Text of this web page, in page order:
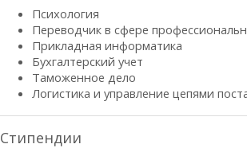
Психология
Переводчик в сфере
Прикладная информатика
Бухгалтерский учет
Таможенное дело
Логистика и управление цепями
Стипендии